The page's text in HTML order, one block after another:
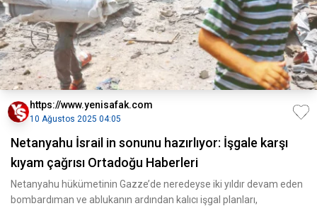
https://www.yenisafak.com
10 Ağustos 2025 04:05
Netanyahu İsrail in sonunu hazırlıyor: İşgale karşı
kıyam çağrısı Ortadoğu Haberleri
Netanyahu hükümetinin Gazze’de neredeyse iki yıldır devam eden
bombardıman ve ablukanın ardından kalıcı işgal planları,